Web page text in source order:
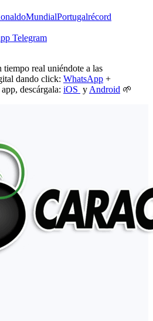
MundialPortugalrécord
Telegram
tiempo real uniéndote a las
dando click: WhatsApp +
descárgala: iOS y Android 🌱